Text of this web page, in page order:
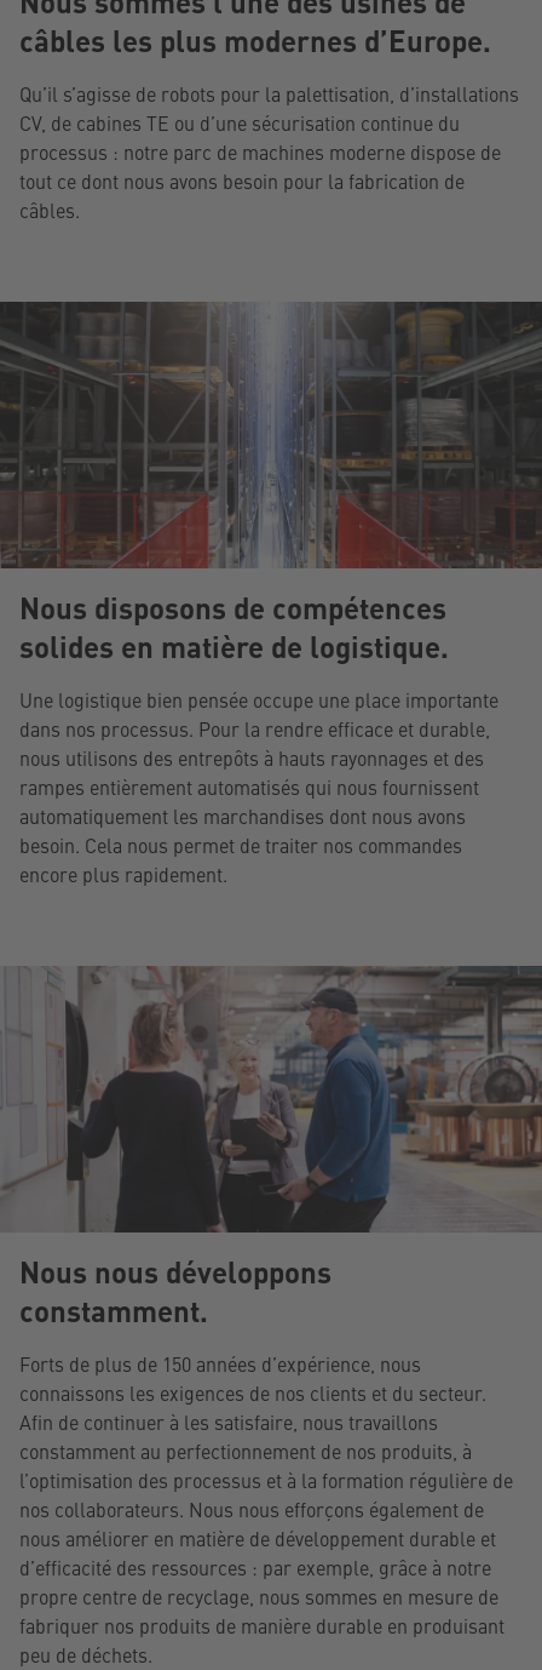
câbles les plus modernes d’Europe.
Qu’il s’agisse de robots pour la palettisation, d’installations
CV, de cabines TE ou d’une sécurisation continue du
processus : notre parc de machines moderne dispose de
tout ce dont nous avons besoin pour la fabrication de
câbles.
Nous disposons de compétences
solides en matière de logistique.
Une logistique bien pensée occupe une place importante
dans nos processus. Pour la rendre efficace et durable,
nous utilisons des entrepôts à hauts rayonnages et des
rampes entièrement automatisés qui nous fournissent
automatiquement les marchandises dont nous avons
besoin. Cela nous permet de traiter nos commandes
encore plus rapidement.
Nous nous développons
constamment.
Forts de plus de 150 années d’expérience, nous
connaissons les exigences de nos clients et du secteur.
Afin de continuer à les satisfaire, nous travaillons
constamment au perfectionnement de nos produits, à
l’optimisation des processus et à la formation régulière de
nos collaborateurs. Nous nous efforçons également de
nous améliorer en matière de développement durable et
d’efficacité des ressources : par exemple, grâce à notre
propre centre de recyclage, nous sommes en mesure de
fabriquer nos produits de manière durable en produisant
peu de déchets.